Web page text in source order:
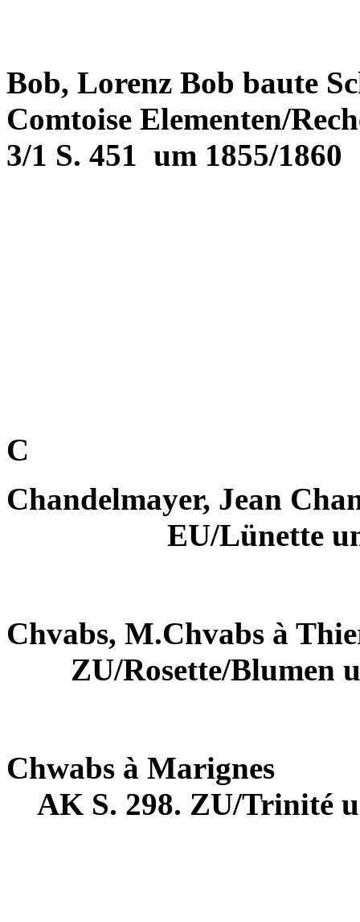
Bob, Lorenz Bob baute
Comtoise Elementen/
3/1 S. 451 um 1855/1860
C
Chandelmayer, Jean
EU/Lünette
Chvabs, M.Chvabs à
ZU/Rosette/Blumen
Chwabs à Marignes
AK S. 298. ZU/Trinité